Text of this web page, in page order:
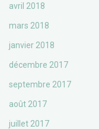
avril 2018
mars 2018
janvier 2018
décembre 2017
septembre 2017
août 2017
juillet 2017